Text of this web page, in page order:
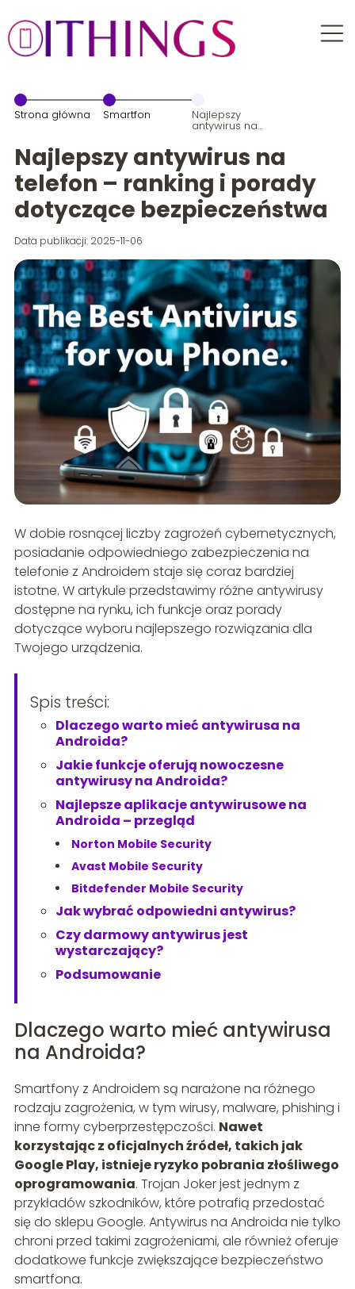
Strona główna Smartfon Najlepszy
antywirus na
telefon –
ranking i
porady
dotyczące
bezpieczeństwa
Najlepszy antywirus na
telefon – ranking i porady
dotyczące bezpieczeństwa
Data publikacji: 2025-11-06
W dobie rosnącej liczby zagrożeń cybernetycznych,
posiadanie odpowiedniego zabezpieczenia na
telefonie z Androidem staje się coraz bardziej
istotne. W artykule przedstawimy różne antywirusy
dostępne na rynku, ich funkcje oraz porady
dotyczące wyboru najlepszego rozwiązania dla
Twojego urządzenia.
Spis treści:
Dlaczego warto mieć antywirusa na
Androida?
Jakie funkcje oferują nowoczesne
antywirusy na Androida?
Najlepsze aplikacje antywirusowe na
Androida – przegląd
Norton Mobile Security
Avast Mobile Security
Bitdefender Mobile Security
Jak wybrać odpowiedni antywirus?
Czy darmowy antywirus jest
wystarczający?
Podsumowanie
Dlaczego warto mieć antywirusa
na Androida?
Smartfony z Androidem są narażone na różnego
rodzaju zagrożenia, w tym wirusy, malware, phishing i
inne formy cyberprzestępczości. Nawet
korzystając z oficjalnych źródeł, takich jak
Google Play, istnieje ryzyko pobrania złośliwego
oprogramowania. Trojan Joker jest jednym z
przykładów szkodników, które potrafią przedostać
się do sklepu Google. Antywirus na Androida nie tylko
chroni przed takimi zagrożeniami, ale również oferuje
dodatkowe funkcje zwiększające bezpieczeństwo
smartfona.